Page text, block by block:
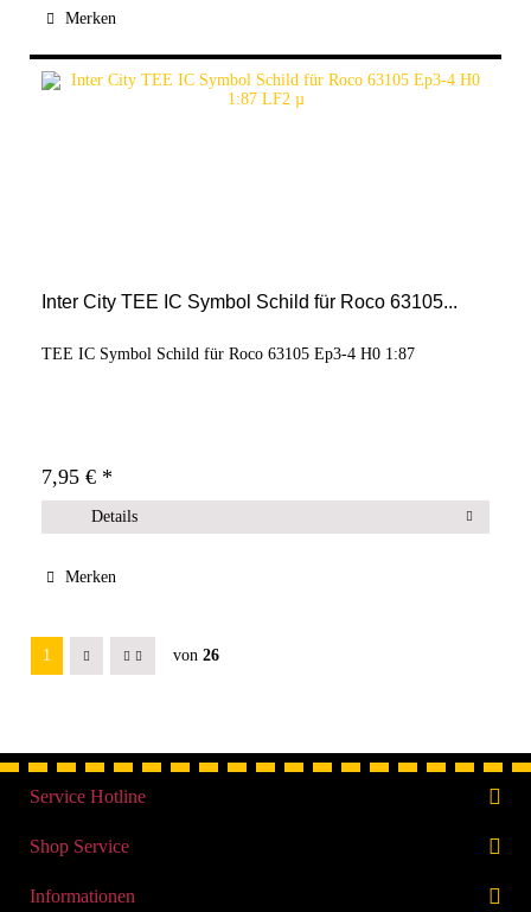
Merken
Inter City TEE IC Symbol Schild für Roco 63105...
TEE IC Symbol Schild für Roco 63105 Ep3-4 H0 1:87
7,95 € *
Details
Merken
1 von 26
Service Hotline
Shop Service
Informationen